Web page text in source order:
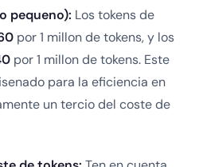
pequeno): Los tokens de
por 1 millon de tokens, y los
por 1 millon de tokens. Este
para la eficiencia en
un tercio del coste de